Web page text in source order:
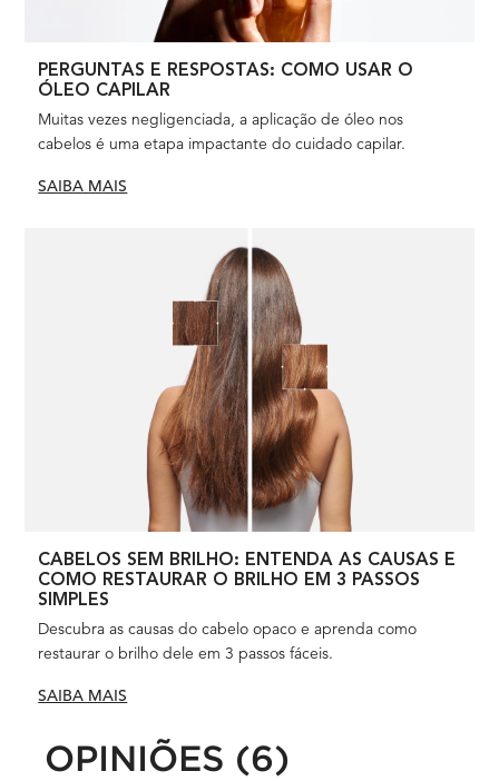
PERGUNTAS E RESPOSTAS: COMO USAR O
ÓLEO CAPILAR
Muitas vezes negligenciada, a aplicação de óleo nos
cabelos é uma etapa impactante do cuidado capilar.
SAIBA MAIS
CABELOS SEM BRILHO: ENTENDA AS CAUSAS E
COMO RESTAURAR O BRILHO EM 3 PASSOS
SIMPLES
Descubra as causas do cabelo opaco e aprenda como
restaurar o brilho dele em 3 passos fáceis.
SAIBA MAIS
PDP Slot 3 Section
PDP Avaliações
OPINIÕES (6)